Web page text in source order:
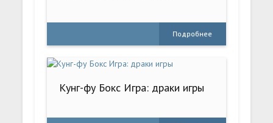
Подробнее
Кунг-фу Бокс Игра: драки игры